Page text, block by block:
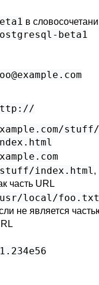
в
beta1
stuff/​
index.html,
часть URL
local/foo.txt
не является